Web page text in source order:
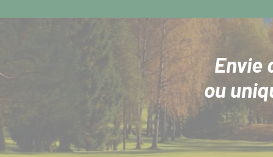
Envie
ou